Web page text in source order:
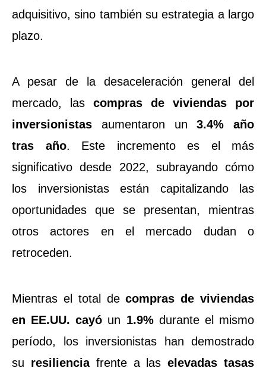
adquisitivo, sino también su estrategia a largo
plazo.
A pesar de la desaceleración general del
mercado, las compras de viviendas por
inversionistas aumentaron un3.4% año
tras año. Este incremento es el más
significativo desde 2022, subrayando cómo
los inversionistas están capitalizando las
oportunidades que se presentan, mientras
otros actores en el mercado dudan o
retroceden.
Mientras el total decompras de viviendas
en EE.UU. cayó un 1.9%durante el mismo
período, los inversionistas han demostrado
su resilienciafrente a laselevadas tasas